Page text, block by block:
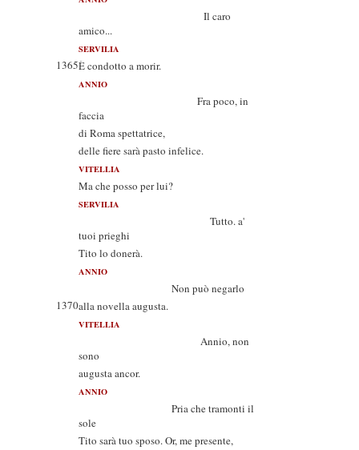
Il caro
amico...
SERVILIA
1365È condotto a morir.
ANNIO
Fra poco, in
faccia
di Roma spettatrice,
delle fiere sarà pasto infelice.
VITELLIA
Ma che posso per lui?
SERVILIA
Tutto. a'
tuoi prieghi
Tito lo donerà.
ANNIO
Non può negarlo
1370alla novella augusta.
VITELLIA
Annio, non
sono
augusta ancor.
ANNIO
Pria che tramonti il
sole
Tito sarà tuo sposo. Or, me presente,